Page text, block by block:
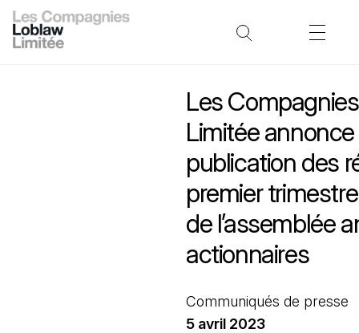
Les
Limitée
publication des
premier
de l’assemblée
actionnaires
Communiqués de presse
5 avril 2023